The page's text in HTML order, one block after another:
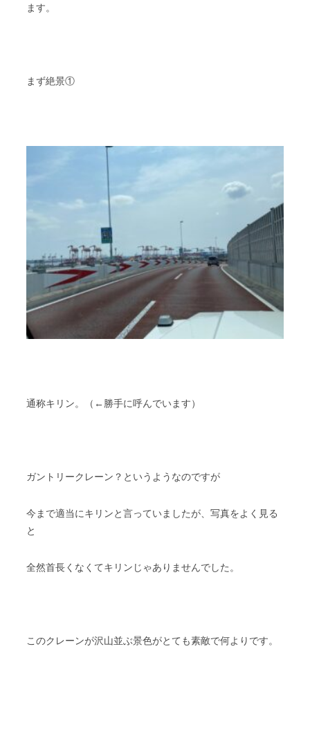
ます。
まず絶景①
通称キリン。（←勝手に呼んでいます）
ガントリークレーン？というようなのですが
今まで適当にキリンと言っていましたが、写真をよく見る
と
全然首長くなくてキリンじゃありませんでした。
このクレーンが沢山並ぶ景色がとても素敵で何よりです。